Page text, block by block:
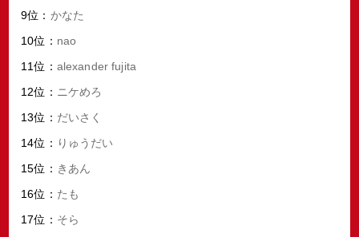
9位： かなた
10位： nao
11位： alexander fujita
12位： ニケめろ
13位： だいさく
14位： りゅうだい
15位： きあん
16位： たも
17位： そら